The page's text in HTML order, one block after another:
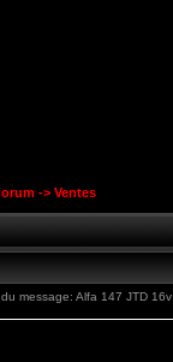
-> Ventes
message: Alfa 147 JTD 16v